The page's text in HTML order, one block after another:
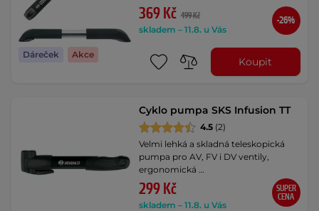
Dáreček Akce
369 Kč 499 Kč
skladem – 11.8. u Vás
-26%
Koupit
Cyklo pumpa SKS Infusion TT
4.5 (2)
Velmi lehká a skladná teleskopická
pumpa pro AV, FV i DV ventily,
ergonomická …
299 Kč
skladem – 11.8. u Vás
SUPER
CENA